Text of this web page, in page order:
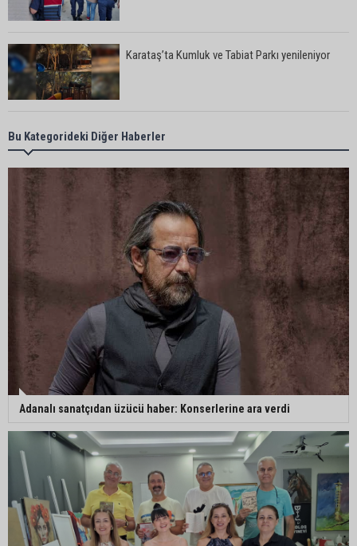
Karataş’ta Kumluk ve Tabiat Parkı yenileniyor
Bekir Şimşek’ten Mustafa Özkan’a ziyaret
Ceyhan’da asfalt çalışmaları sürüyor
Ceyhan’da açık hava sineması keyfi iki farklı
parkta devam ediyor
5. Yunusoğlu Futbol Turnuvası’nda final heyecanı
Ceyhan’da Necdet Sevinç Parkı’nda bakım
Orhan Bayram’dan AK Parti’ye Yüreğir çıkışı:
Bu Kategorideki Diğer Haberler
Adanalı sanatçıdan üzücü haber: Konserlerine ara verdi